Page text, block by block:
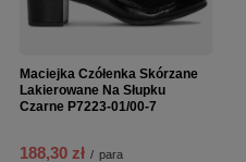
Maciejka Czółenka Skórzane
Lakierowane Na Słupku
Czarne P7223-01/00-7
188,30 zł / para